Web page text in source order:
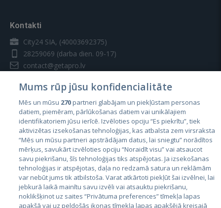
Kontakti
City24 SIA, (40003692375)
28259069 (darba dien. 09-17)
contact@getapro.lv
Valstis
Igaunija
Latvija
Lietuva
Mums rūp jūsu konfidencialitāte
Mēs un mūsu 270partneri glabājam un piekļūstam personas
datiem, piemēram, pārlūkošanas datiem vai unikālajiem
identifikatoriem jūsu ierīcē. Izvēloties opciju “Es piekrītu”, tiek
aktivizētas izsekošanas tehnoloģijas, kas atbalsta zem virsraksta
“Mēs un mūsu partneri apstrādājam datus, lai sniegtu” norādītos
mērķus, savukārt izvēloties opciju “Noraidīt visu” vai atsaucot
savu piekrišanu, šīs tehnoloģijas tiks atspējotas. Ja izsekošanas
tehnoloģijas ir atspējotas, daļa no redzamā satura un reklāmām
var nebūt jums tik atbilstoša. Varat atkārtoti piekļūt šai izvēlnei, lai
jebkurā laikā mainītu savu izvēli vai atsauktu piekrišanu,
noklikšķinot uz saites “Privātuma preferences” tīmekļa lapas
apakšā vai uz peldošās ikonas tīmekļa lapas apakšējā kreisajā